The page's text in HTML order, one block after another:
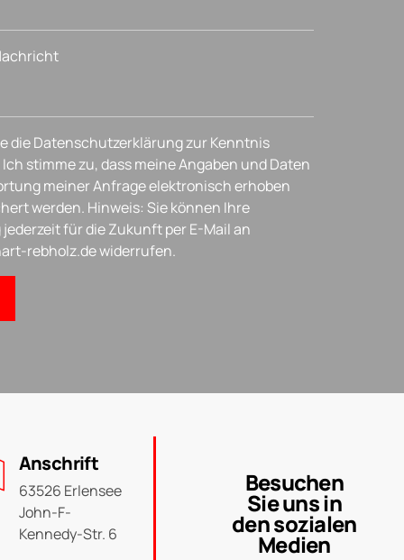
die Datenschutzerklärung zur Kenntnis
stimme zu, dass meine Angaben und Daten
meiner Anfrage elektronisch erhoben
werden. Hinweis: Sie können Ihre
für die Zukunft per E-Mail an
rebholz.de widerrufen.
Anschrift
63526 Erlensee
John-F-
Kennedy-Str. 6
Besuchen
Sie uns in
den sozialen
Medien